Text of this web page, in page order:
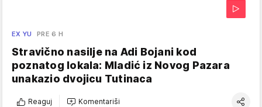
EX YU PRE 6 H
Stravično nasilje na Adi Bojani kod
poznatog lokala: Mladić iz Novog Pazara
unakazio dvojicu Tutinaca
Reaguj Komentariši